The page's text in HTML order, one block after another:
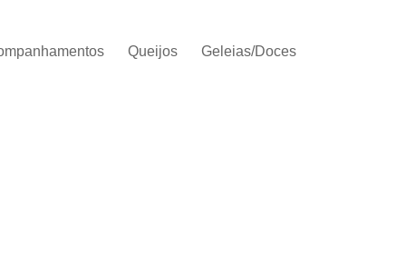
Queijos Geleias/Doces